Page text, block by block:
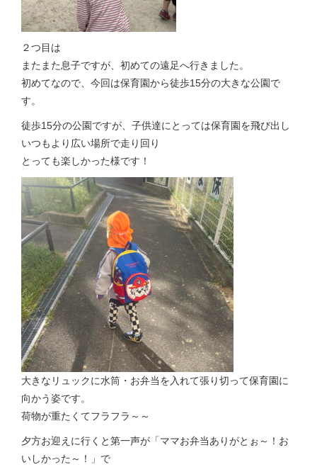
２つ目は
またまた息子ですが、初めての遠足へ行きました。
初めてなので、今回は保育園から徒歩15分の大きな公園で
す。
徒歩15分の公園ですが、子供達にとっては保育園を飛び出し
いつもより広い場所で走り回り
とっても楽しかった様です！
大きなリュックに水筒・お弁当を入れて張り切って保育園に
向かう姿です。
荷物が重たくてフラフラ～～
夕方お迎えに行くと第一声が「ママお弁当ありがとぉ～！お
いしかった～！」で